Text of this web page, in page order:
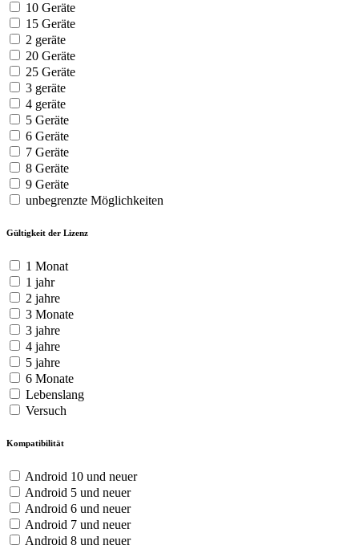
10 Geräte
15 Geräte
2 geräte
20 Geräte
25 Geräte
3 geräte
4 geräte
5 Geräte
6 Geräte
7 Geräte
8 Geräte
9 Geräte
unbegrenzte Möglichkeiten
Gültigkeit der Lizenz
1 Monat
1 jahr
2 jahre
3 Monate
3 jahre
4 jahre
5 jahre
6 Monate
Lebenslang
Versuch
Kompatibilität
Android 10 und neuer
Android 5 und neuer
Android 6 und neuer
Android 7 und neuer
Android 8 und neuer